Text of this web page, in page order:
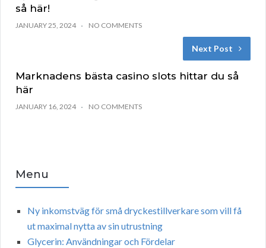
så här!
JANUARY 25, 2024 NO COMMENTS
Next Post
Marknadens bästa casino slots hittar du så
här
JANUARY 16, 2024 NO COMMENTS
Menu
Ny inkomstväg för små dryckestillverkare som vill få
ut maximal nytta av sin utrustning
Glycerin: Användningar och Fördelar